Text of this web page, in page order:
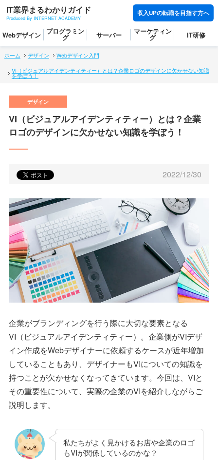
IT業界まるわかりガイド
Produced By INTERNET ACADEMY
収入UPの転職を目指す方へ
Webデザイン プログラミン
グ サーバー マーケティン
グ IT研修
ホーム デザイン
Webデザイン入門
VI（ビジュアルアイデンティティー）とは？企業ロゴのデザインに欠かせない知識
を学ぼう！
VI（ビジュアルアイデンティティー）とは？企業
ロゴのデザインに欠かせない知識を学ぼう！
2022/12/30
企業がブランディングを行う際に大切な要素となる
VI（ビジュアルアイデンティティー）。企業側がVIデザ
イン作成をWebデザイナーに依頼するケースが近年増加
していることもあり、デザイナーもVIについての知識を
持つことが欠かせなくなってきています。今回は、VIと
その重要性について、実際の企業のVIを紹介しながらご
説明します。
私たちがよく見かけるお店や企業のロゴ
もVIが関係しているのかな？